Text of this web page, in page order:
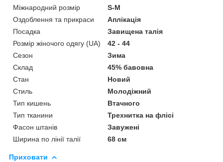
Міжнародний розмір
S-M
Оздоблення та прикраси
Аплікація
Посадка
Завищена талія
Розмір жіночого одягу (UA)
42 - 44
Сезон
Зима
Склад
45% бавовна
Стан
Новий
Стиль
Молодіжний
Тип кишень
Втачного
Тип тканини
Трехнитка на флісі
Фасон штанів
Завужені
Ширина по лінії талії
68 см
Приховати